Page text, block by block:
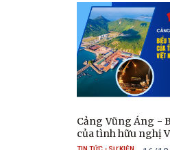
Cảng Vũng Áng -
của tình hữu nghị